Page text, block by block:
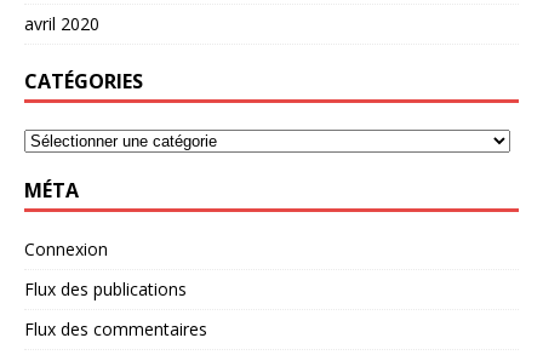
avril 2020
CATÉGORIES
MÉTA
Connexion
Flux des publications
Flux des commentaires